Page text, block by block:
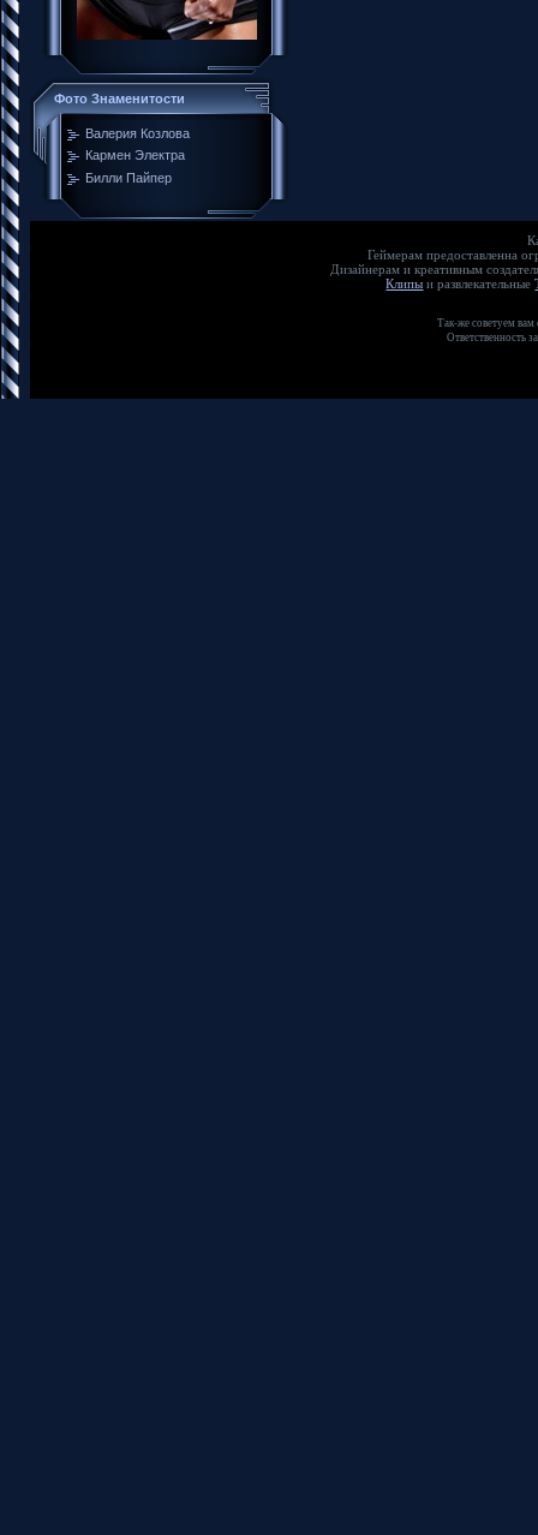
Фото Знаменитости
Валерия Козлова
Кармен Электра
Билли Пайпер
Геймерам предоставленна
Дизайнерам и креативным
Клипы и развлекательные
Так-же советуем
Ответственность